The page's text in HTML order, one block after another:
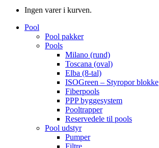
Ingen varer i kurven.
Pool
Pool pakker
Pools
Milano (rund)
Toscana (oval)
Elba (8-tal)
ISOGreen – Styropor blokke
Fiberpools
PPP byggesystem
Pooltrapper
Reservedele til pools
Pool udstyr
Pumper
Filtre